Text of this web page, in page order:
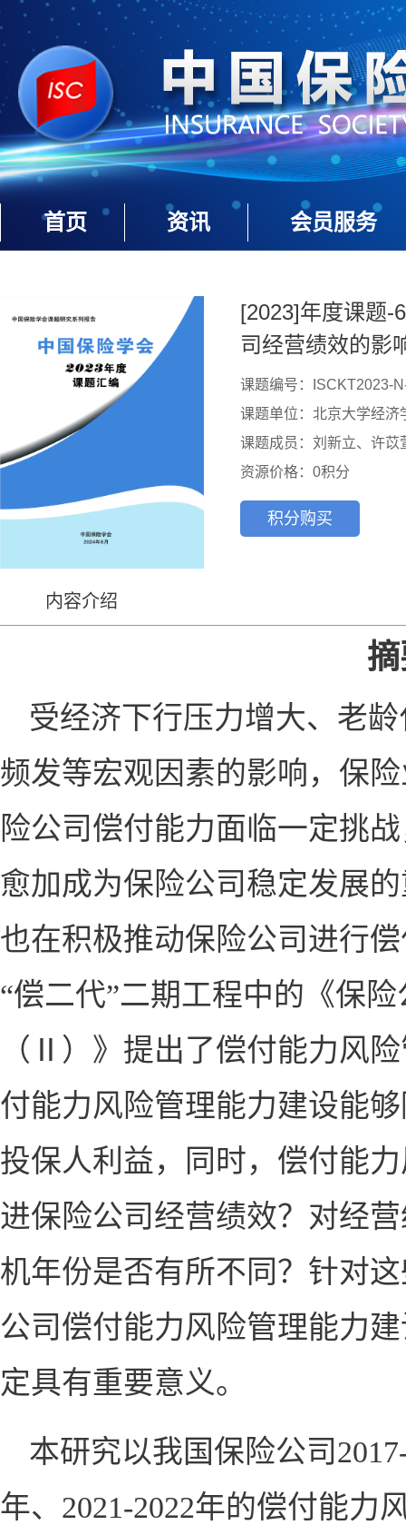
首页 资讯 会员服务
[2023]年度课题-
司经营绩效的影
课题编号：ISCKT2023-
课题单位：北京大学经济
课题成员：刘新立、许苡
资源价格：0积分
积分购买
内容介绍
受经济下行压力增大、老
频发等宏观因素的影响，保
险公司偿付能力面临一定挑
愈加成为保险公司稳定发展
也在积极推动保险公司进行
“偿二代”二期工程中的《保
（
）》提出了偿付能力风
付能力风险管理能力建设能
投保人利益，同时，偿付能
进保险公司经营绩效？对经
机年份是否有所不同？针对
公司偿付能力风险管理能力
定具有重要意义。
本研究以我国保险公司
年、 2021-2022年的偿付能力